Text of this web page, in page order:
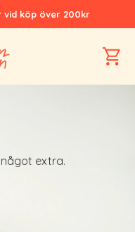
vid köp över 200kr
extra.